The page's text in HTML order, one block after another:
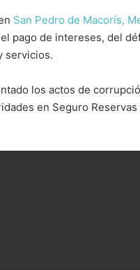
San Pedro de Macorís,
pago de intereses, del
servicios.
los actos de
en Seguro Reservas